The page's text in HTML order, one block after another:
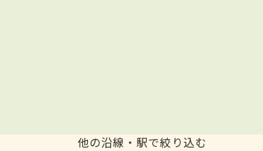
他の沿線・駅で絞り込む